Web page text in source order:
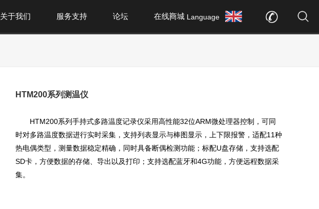
在线商城
论坛
服务支持
关于我们 Language
HTM200系列测温仪
HTM200系列手持式多路温度记录仪采用高性能32位ARM微处理器控制，可同
时对多路温度数据进行实时采集，支持列表显示与棒图显示，上下限报警，适配11种
热电偶类型，测量数据稳定精确，同时具备断偶检测功能；标配U盘存储，支持选配
SD卡，方便数据的存储、导出以及打印；支持选配蓝牙和4G功能，方便远程数据采
集。